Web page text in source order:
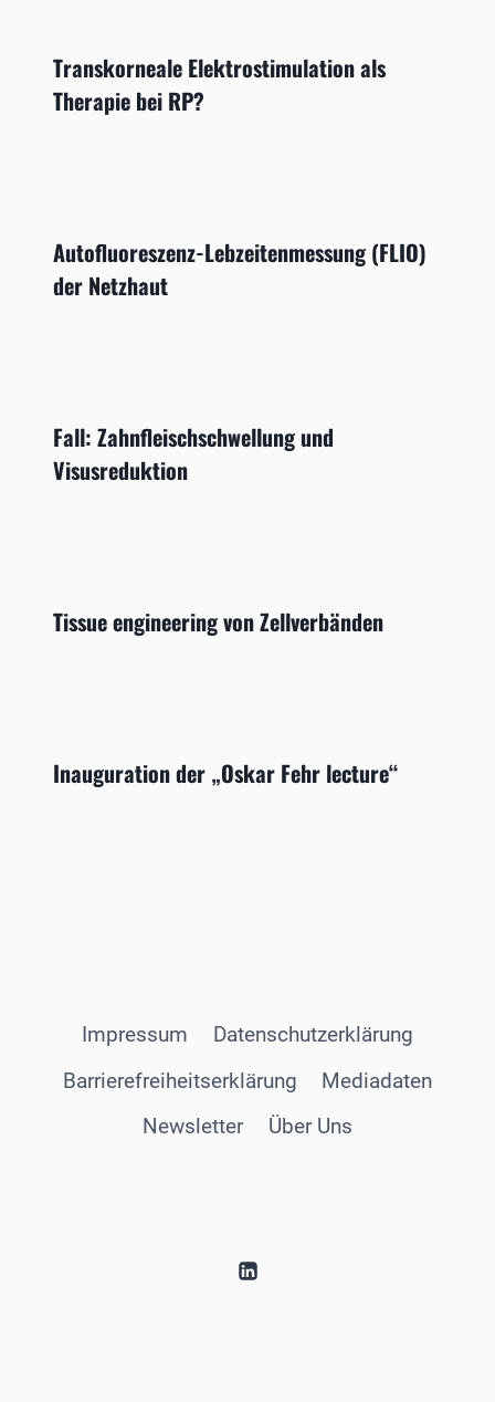
Transkorneale Elektrostimulation als
Therapie bei RP?
Autofluoreszenz-Lebzeitenmessung (FLIO)
der Netzhaut
Fall: Zahnfleischschwellung und
Visusreduktion
Tissue engineering von Zellverbänden
Inauguration der „Oskar Fehr lecture“
Impressum
Datenschutzerklärung
Barrierefreiheitserklärung
Mediadaten
Newsletter
Über Uns